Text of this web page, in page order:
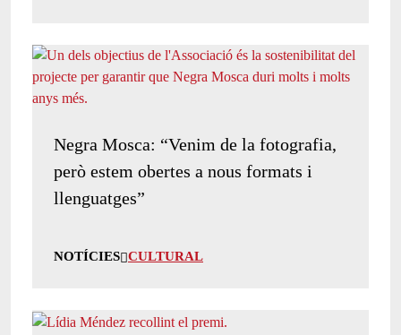
Negra Mosca: “Venim de la fotografia,
però estem obertes a nous formats i
llenguatges”
NOTÍCIES CULTURAL